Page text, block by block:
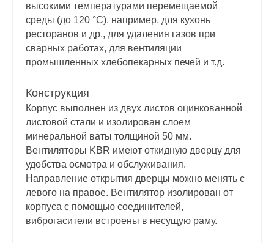
высокими температурами перемещаемой
среды (до 120 °C), например, для кухонь
ресторанов и др., для удаления газов при
сварных работах, для вентиляции
промышленных хлебопекарных печей и т.д.
Конструкция
Корпус выполнен из двух листов оцинкованной
листовой стали и изолирован слоем
минеральной ваты толщиной 50 мм.
Вентиляторы KBR имеют откидную дверцу для
удобства осмотра и обслуживания.
Направление открытия дверцы можно менять с
левого на правое. Вентилятор изолирован от
корпуса с помощью соединителей,
виброгасители встроены в несущую раму.